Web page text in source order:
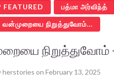
FEATURED பத்மா அர்விந்த்
வன்முறையை நிறுத்துவோம்...
நிறுத்துவோம்
herstories on February 13, 2025